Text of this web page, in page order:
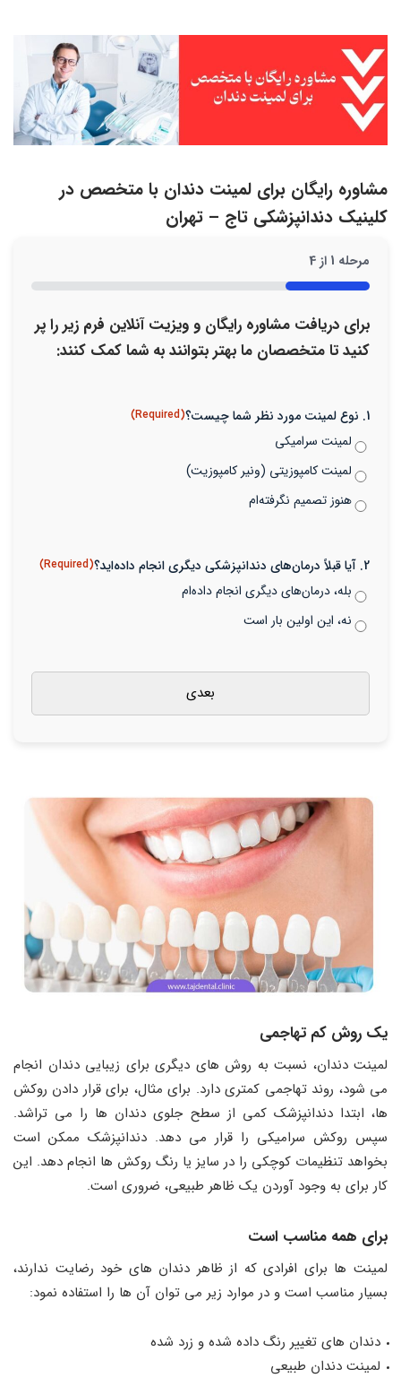
مشاوره رایگان برای لمینت دندان با متخصص در
کلینیک دندانپزشکی تاج – تهران
مرحله 1 از 4
25%
برای دریافت مشاوره رایگان و ویزیت آنلاین فرم زیر را پر
کنید تا متخصصان ما بهتر بتوانند به شما کمک کنند:
1. نوع لمینت مورد نظر شما چیست؟ (Required)
لمینت سرامیکی
لمینت کامپوزیتی (ونیر کامپوزیت)
هنوز تصمیم نگرفته‌ام
2. آیا قبلاً درمان‌های دندانپزشکی دیگری انجام داده‌اید؟ (Required)
بله، درمان‌های دیگری انجام داده‌ام
نه، این اولین بار است
یک روش کم تهاجمی
لمینت دندان، نسبت به روش‌ های دیگری برای زیبایی دندان انجام
می شود، روند تهاجمی کمتری دارد. برای مثال، برای قرار دادن روکش
‌ها، ابتدا دندانپزشک کمی از سطح جلوی دندان‌ ها را می ‌تراشد.
سپس روکش سرامیکی را قرار می ‌دهد. دندانپزشک ممکن است
بخواهد تنظیمات کوچکی را در سایز یا رنگ روکش ‌ها انجام دهد. این
کار برای به وجود آوردن یک ظاهر طبیعی، ضروری است.
برای همه مناسب است
لمینت ‌ها برای افرادی که از ظاهر دندان ‌های خود رضایت ندارند،
بسیار مناسب است و در موارد زیر می ‌توان آن‌ ها را استفاده نمود:
دندان ‌های تغییر رنگ داده شده و زرد شده
لمینت دندان طبیعی